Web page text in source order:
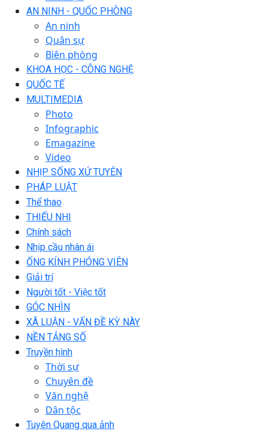
AN NINH - QUỐC PHÒNG
An ninh
Quân sự
Biên phòng
KHOA HỌC - CÔNG NGHỆ
QUỐC TẾ
MULTIMEDIA
Photo
Infographic
Emagazine
Video
NHỊP SỐNG XỨ TUYÊN
PHÁP LUẬT
Thể thao
THIẾU NHI
Chính sách
Nhịp cầu nhân ái
ỐNG KÍNH PHÓNG VIÊN
Giải trí
Người tốt - Việc tốt
GÓC NHÌN
XÃ LUẬN - VẤN ĐỀ KỲ NÀY
NỀN TẢNG SỐ
Truyền hình
Thời sự
Chuyên đề
Văn nghệ
Dân tộc
Tuyên Quang qua ảnh